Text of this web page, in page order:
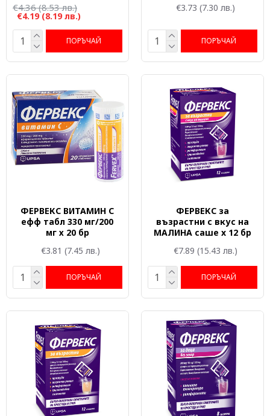
€4.19(8.19 лв.)
€4.36(8.53 лв.)
ПОРЪЧАЙ
€3.73 (7.30 лв.)
ПОРЪЧАЙ
ФЕРВЕКС ВИТАМИН C
ефф табл 330 мг/200
мг х 20 бр
€3.81 (7.45 лв.)
ПОРЪЧАЙ
ФЕРВЕКС за
възрастни с вкус на
МАЛИНА саше x 12 бр
€7.89 (15.43 лв.)
ПОРЪЧАЙ